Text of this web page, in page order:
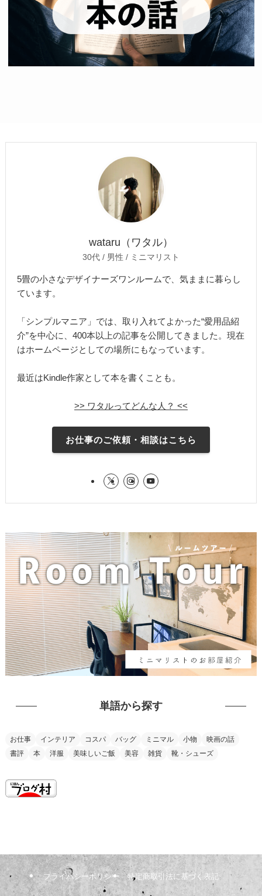
wataru（ワタル）
30代 / 男性 / ミニマリスト
5畳の小さなデザイナーズワンルームで、気ままに暮らし
ています。
「シンプルマニア」では、取り入れてよかった“愛用品紹
介”を中心に、400本以上の記事を公開してきました。現在
はホームページとしての場所にもなっています。
最近はKindle作家として本を書くことも。
>> ワタルってどんな人？ <<
お仕事のご依頼・相談はこちら
単語から探す
お仕事 インテリア コスパ バッグ ミニマル 小物
映画の話
書評
本 洋服 美味しいご飯 美容 雑貨 靴・シューズ
プライバシーポリシー 特定商取引法に基づく表記